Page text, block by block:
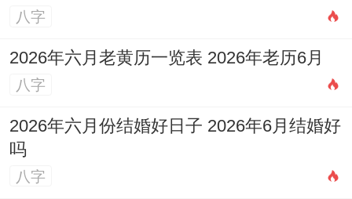
八字
2026年六月老黄历一览表 2026年老历6月
八字
2026年六月份结婚好日子 2026年6月结婚好
吗
八字